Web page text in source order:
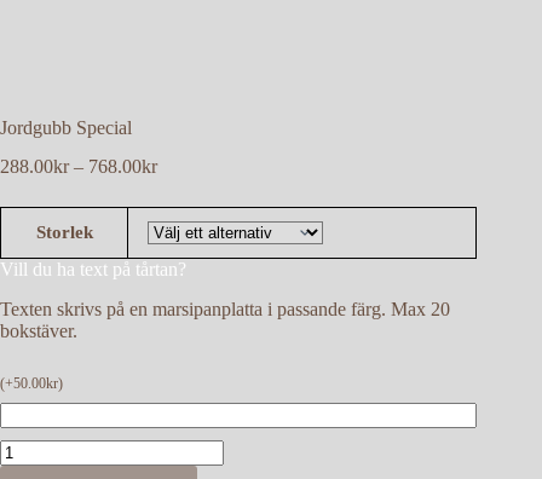
Jordgubb Special
288.00kr – 768.00krPrisintervall:
till
768.00kr
Storlek
Vill du ha text på tårtan?
Texten skrivs på en marsipanplatta i passande färg. Max 20
bokstäver.
(+50.00kr)
Jordgubb
Special